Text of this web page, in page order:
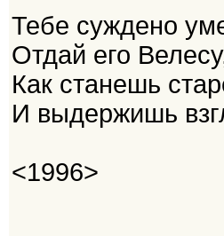
Тебе суждено
Отдай его
Как станешь
И выдержишь
<1996>